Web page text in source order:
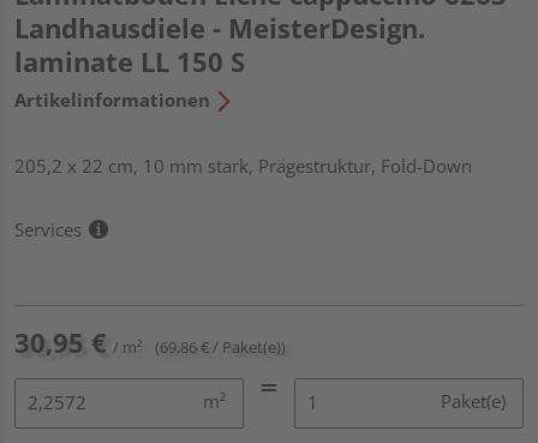
Landhausdiele - MeisterDesign.
laminate LL 150 S
Artikelinformationen
205,2 x 22 cm, 10 mm stark, Prägestruktur, Fold-Down
Services
30,95 € / m² (69,86 € / Paket(e))
m² Paket(e)